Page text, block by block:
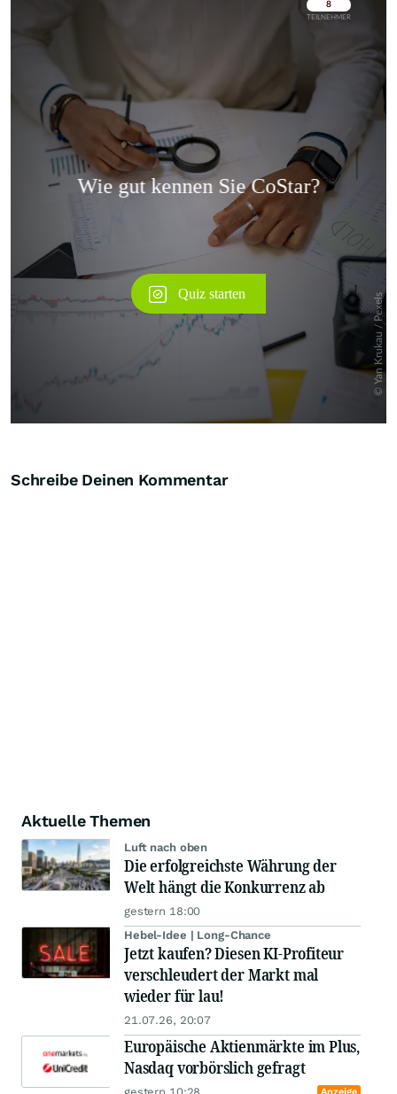
Überspringen
Schreibe Deinen Kommentar
Aktuelle Themen
Luft nach oben
Die erfolgreichste Währung der
Welt hängt die Konkurrenz ab
gestern 18:00
Hebel-Idee | Long-Chance
Jetzt kaufen? Diesen KI-Profiteur
verschleudert der Markt mal
wieder für lau!
21.07.26, 20:07
Europäische Aktienmärkte im Plus,
Nasdaq vorbörslich gefragt